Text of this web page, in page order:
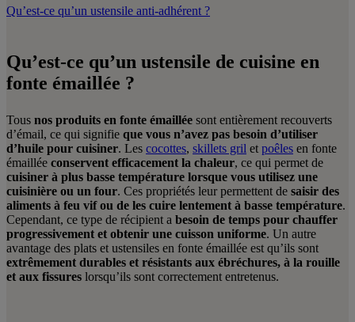
Qu’est-ce qu’un ustensile anti-adhérent ?
Qu’est-ce qu’un ustensile de cuisine en
fonte émaillée ?
Tous nos produits en fonte émaillée sont entièrement recouverts
d’émail, ce qui signifie que vous n’avez pas besoin d’utiliser
d’huile pour cuisiner. Les cocottes, skillets gril et poêles en fonte
émaillée conservent efficacement la chaleur, ce qui permet de
cuisiner à plus basse température lorsque vous utilisez une
cuisinière ou un four. Ces propriétés leur permettent de saisir des
aliments à feu vif ou de les cuire lentement à basse température.
Cependant, ce type de récipient a besoin de temps pour chauffer
progressivement et obtenir une cuisson uniforme. Un autre
avantage des plats et ustensiles en fonte émaillée est qu’ils sont
extrêmement durables et résistants aux ébréchures, à la rouille
et aux fissures lorsqu’ils sont correctement entretenus.